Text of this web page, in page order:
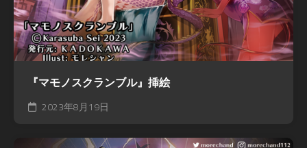
『マモノスクランブル』挿絵
2023年8月19日